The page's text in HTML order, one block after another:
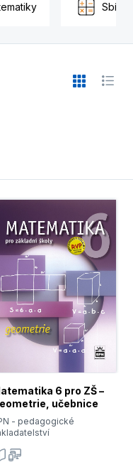
6 pro ZŠ –
učebnice
- pedagogické